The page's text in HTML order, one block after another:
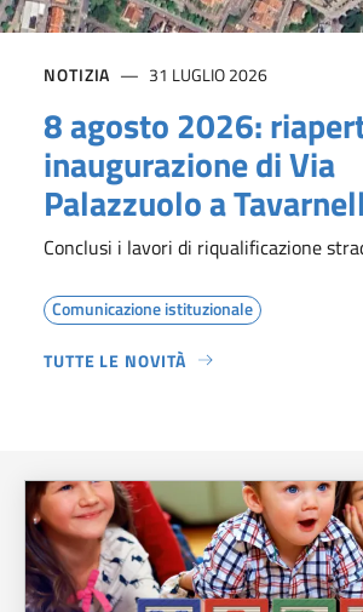
NOTIZIA 31 LUGLIO 2026
8 agosto 2026:
inaugurazione di Via
Palazzuolo a
Conclusi i lavori di riqualificazione
Comunicazione istituzionale
TUTTE LE NOVITÀ